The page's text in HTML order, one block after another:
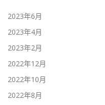
2023年6月
2023年4月
2023年2月
2022年12月
2022年10月
2022年8月